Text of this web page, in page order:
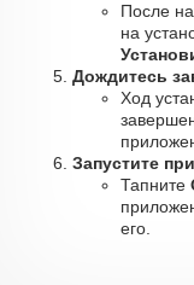
После
на
Дождитесь
Ход
Запустите
Тапните
его.